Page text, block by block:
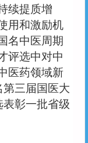
续提质增
用和激励机
名中医周期
评选中对中
医药领域新
三届国医大
表彰一批省级